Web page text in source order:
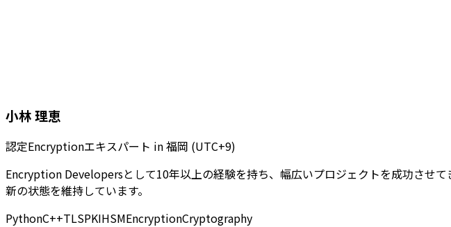
小林 理恵
認定Encryptionエキスパート in福岡 (UTC+9)
Encryption Developersとして10年以上の経験を持ち、幅広いプロジェクトを成功させ
新の状態を維持しています。
PythonC++TLSPKIHSMEncryptionCryptography